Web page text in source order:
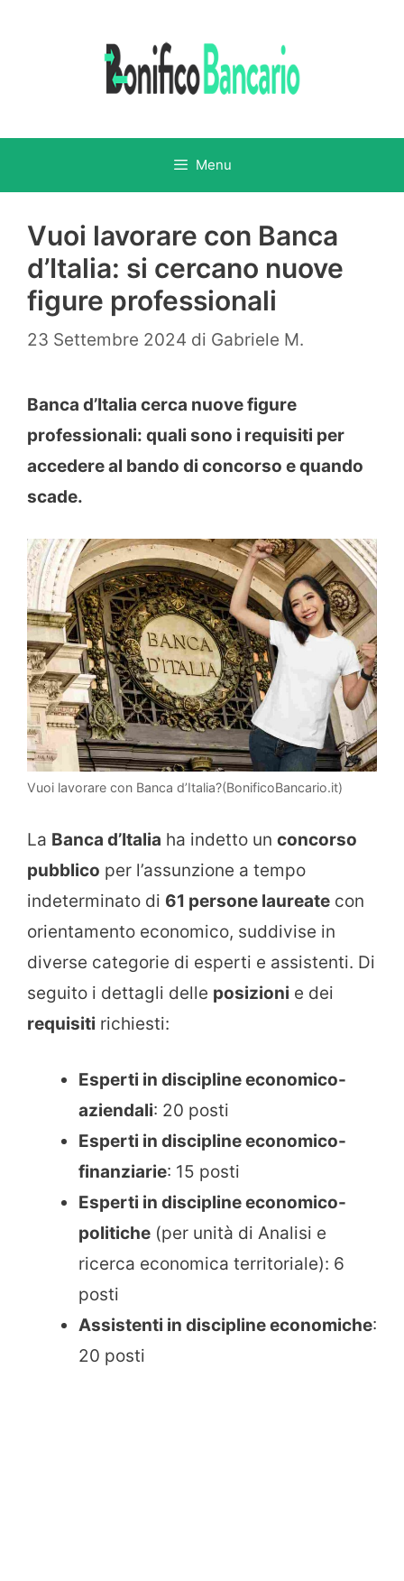
Menu
Vuoi lavorare con Banca
d’Italia: si cercano nuove
figure professionali
23 Settembre 2024 di Gabriele M.
Banca d’Italia cerca nuove figure
professionali: quali sono i requisiti per
accedere al bando di concorso e quando
scade.
Vuoi lavorare con Banca d’Italia?(BonificoBancario.it)
La Banca d’Italia ha indetto un concorso
pubblico per l’assunzione a tempo
indeterminato di 61 persone laureate con
orientamento economico, suddivise in
diverse categorie di esperti e assistenti. Di
seguito i dettagli delle posizioni e dei
requisiti richiesti:
Esperti in discipline economico-
aziendali: 20 posti
Esperti in discipline economico-
finanziarie: 15 posti
Esperti in discipline economico-
politiche (per unità di Analisi e
ricerca economica territoriale): 6
posti
Assistenti in discipline economiche:
20 posti